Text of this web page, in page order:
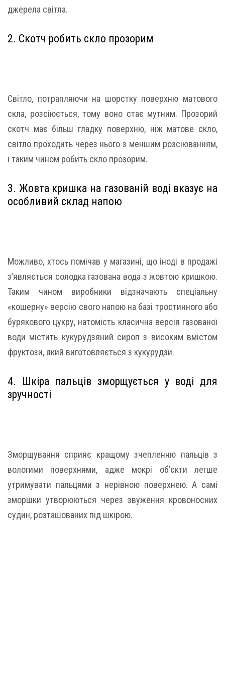
джерела світла.
2. Скотч робить скло прозорим
Світло, потрапляючи на шорстку поверхню матового
скла, розсіюється, тому воно стає мутним. Прозорий
скотч має більш гладку поверхню, ніж матове скло,
світло проходить через нього з меншим розсіюванням,
і таким чином робить скло прозорим.
3. Жовта кришка на газованій воді вказує на
особливий склад напою
Можливо, хтось помічав у магазині, що іноді в продажі
з’являється солодка газована вода з жовтою кришкою.
Таким чином виробники відзначають спеціальну
«кошерну» версію свого напою на базі тростинного або
бурякового цукру, натомість класична версія газованої
води містить кукурудзяний сироп з високим вмістом
фруктози, який виготовляється з кукурудзи.
4. Шкіра пальців зморщується у воді для
зручності
Зморщування сприяє кращому зчепленню пальців з
вологими поверхнями, адже мокрі об’єкти легше
утримувати пальцями з нерівною поверхнею. А самі
зморшки утворюються через звуження кровоносних
судин, розташованих під шкірою.